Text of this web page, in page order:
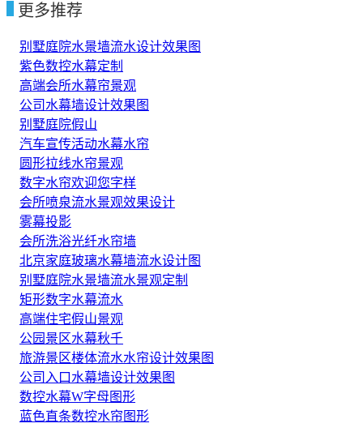
更多推荐
别墅庭院水景墙流水设计效果图
紫色数控水幕定制
高端会所水幕帘景观
公司水幕墙设计效果图
别墅庭院假山
汽车宣传活动水幕水帘
圆形拉线水帘景观
数字水帘欢迎您字样
会所喷泉流水景观效果设计
雾幕投影
会所洗浴光纤水帘墙
北京家庭玻璃水幕墙流水设计图
别墅庭院水景墙流水景观定制
矩形数字水幕流水
高端住宅假山景观
公园景区水幕秋千
旅游景区楼体流水水帘设计效果图
公司入口水幕墙设计效果图
数控水幕W字母图形
蓝色直条数控水帘图形